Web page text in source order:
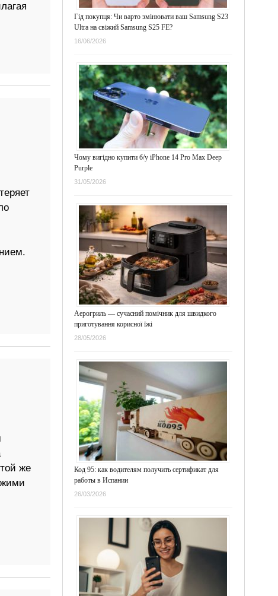
же
Гід покупця: Чи варто змінювати ваш Samsung S23
Ultra на свіжий Samsung S25 FE?
16/06/2026
Чому вигідно купити б/у iPhone 14 Pro Max Deep
Purple
31/05/2026
Аерогриль — сучасний помічник для швидкого
приготування корисної їжі
28/05/2026
Код 95: как водителям получить сертификат для
работы в Испании
26/03/2026